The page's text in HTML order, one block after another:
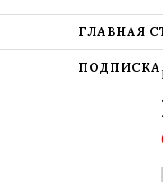
ГЛАВНАЯ
ПОДПИСКА